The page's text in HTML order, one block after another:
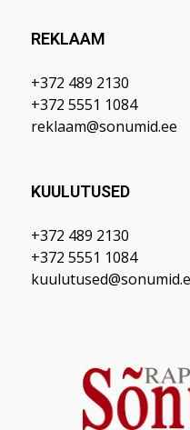
REKLAAM
+372 489 2130
+372 5551 1084
reklaam@sonumid.ee
KUULUTUSED
+372 489 2130
+372 5551 1084